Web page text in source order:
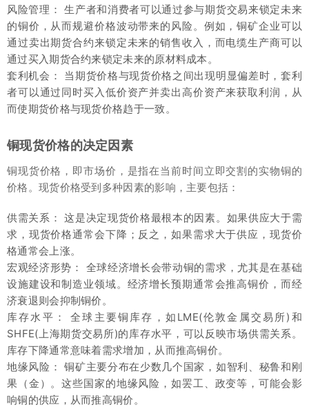
风险管理： 生产者和消费者可以通过参与期货交易来锁定未来
的铜价，从而规避价格波动带来的风险。例如，铜矿企业可以
通过卖出期货合约来锁定未来的销售收入，而电缆生产商可以
通过买入期货合约来锁定未来的原材料成本。
套利机会： 当期货价格与现货价格之间出现明显偏差时，套利
者可以通过同时买入低价资产并卖出高价资产来获取利润，从
而使期货价格与现货价格趋于一致。
铜现货价格的决定因素
铜现货价格，即市场价，是指在当前时间立即交割的实物铜的
价格。现货价格受到多种因素的影响，主要包括：
供需关系： 这是决定现货价格最根本的因素。如果供应大于需
求，现货价格通常会下降；反之，如果需求大于供应，现货价
格通常会上涨。
宏观经济形势： 全球经济增长会带动铜的需求，尤其是在基础
设施建设和制造业领域。经济增长预期通常会推高铜价，而经
济衰退则会抑制铜价。
库存水平： 全球主要铜库存，如LME(伦敦金属交易所)和
SHFE(上海期货交易所)的库存水平，可以反映市场供需关系。
库存下降通常意味着需求增加，从而推高铜价。
地缘风险： 铜矿主要分布在少数几个国家，如智利、秘鲁和刚
果（金）。这些国家的地缘风险，如罢工、政变等，可能会影
响铜的供应，从而推高铜价。